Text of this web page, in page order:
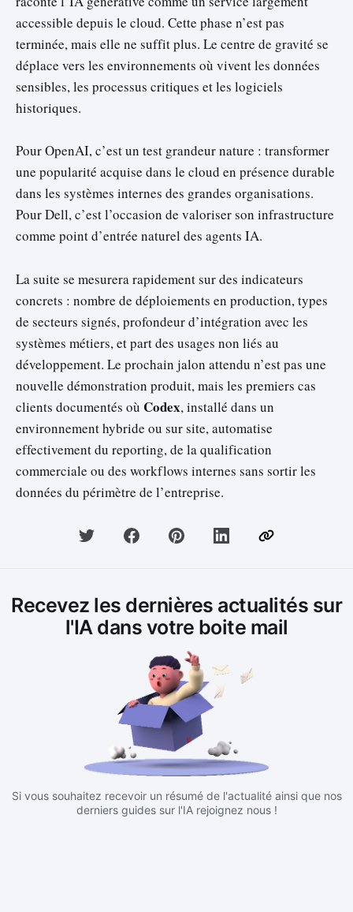
accessible depuis le cloud. Cette phase n’est pas
terminée, mais elle ne suffit plus. Le centre de gravité se
déplace vers les environnements où vivent les données
sensibles, les processus critiques et les logiciels
historiques.
Pour OpenAI, c’est un test grandeur nature : transformer
une popularité acquise dans le cloud en présence durable
dans les systèmes internes des grandes organisations.
Pour Dell, c’est l’occasion de valoriser son infrastructure
comme point d’entrée naturel des agents IA.
La suite se mesurera rapidement sur des indicateurs
concrets : nombre de déploiements en production, types
de secteurs signés, profondeur d’intégration avec les
systèmes métiers, et part des usages non liés au
développement. Le prochain jalon attendu n’est pas une
nouvelle démonstration produit, mais les premiers cas
clients documentés où Codex, installé dans un
environnement hybride ou sur site, automatise
effectivement du reporting, de la qualification
commerciale ou des workflows internes sans sortir les
données du périmètre de l’entreprise.
Recevez les dernières actualités sur
l'IA dans votre boite mail
Si vous souhaitez recevoir un résumé de l'actualité ainsi que nos
derniers guides sur l'IA rejoignez nous !